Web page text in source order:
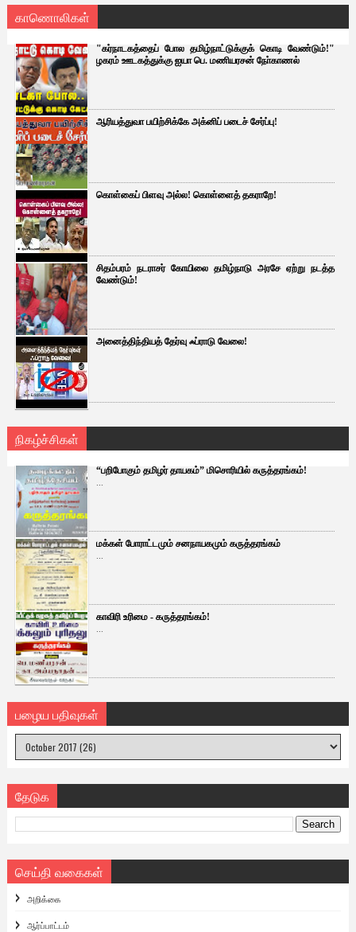
காணொலிகள்
"கர்நாடகத்தைப் போல தமிழ்நாட்டுக்குக் கொடி வேண்டும்!"
ழகரம் ஊடகத்துக்கு ஐயா பெ. மணியரசன் நோ்காணல்
ஆரியத்துவா பயிற்சிக்கே அக்னிப் படைச் சேர்ப்பு!
கொள்கைப் பிளவு அல்ல! கொள்ளைத் தகராறே!
சிதம்பரம் நடராசர் கோயிலை தமிழ்நாடு அரசே ஏற்று நடத்த
வேண்டும்!
அனைத்திந்தியத் தேர்வு ஃப்ராடு வேலை!
நிகழ்ச்சிகள்
“பறிபோகும் தமிழர் தாயகம்” மிசொரியில் கருத்தரங்கம்!
...
மக்கள் போராட்டமும் சனநாயகமும் கருத்தரங்கம்
...
காவிரி உரிமை - கருத்தரங்கம்!
...
பழைய பதிவுகள்
தேடுக
செய்தி வகைகள்
அறிக்கை
ஆர்ப்பாட்டம்